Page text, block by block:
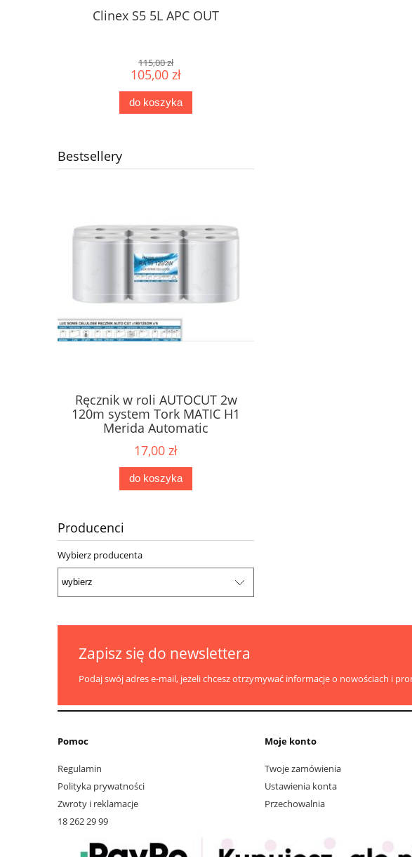
Clinex S5 5L APC OUT
115,00 zł
105,00 zł
do koszyka
Bestsellery
Ręcznik w roli AUTOCUT 2w
120m system Tork MATIC H1
Merida Automatic
17,00 zł
do koszyka
Producenci
Wybierz producenta
Zapisz się do newslettera
Podaj swój adres e-mail, jeżeli chcesz otrzymywać informacje o nowościach i
Pomoc
Regulamin
Polityka prywatności
Zwroty i reklamacje
Moje konto
Twoje zamówienia
Ustawienia konta
Przechowalnia
18 262 29 99